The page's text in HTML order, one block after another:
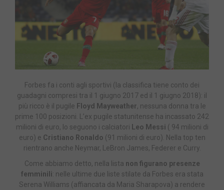
Forbes fa i conti agli sportivi (la classifica tiene conto dei
guadagni compresi tra il 1 giugno 2017 ed il 1 giugno 2018): il
più ricco è il pugile Floyd Mayweather, nessuna donna tra le
prime 100 posizioni. L’ex pugile statunitense ha incassato 242
milioni di euro, lo seguono i calciatori Leo Messi ( 94 milioni di
euro) e Cristiano Ronaldo (91 milioni di euro). Nella top ten
rientrano anche Neymar, LeBron James, Federer e Curry.
Come abbiamo detto, nella lista non figurano presenze
femminili: nelle ultime due liste stilate da Forbes era stata
Serena Williams (affiancata da Maria Sharapova) a rendere